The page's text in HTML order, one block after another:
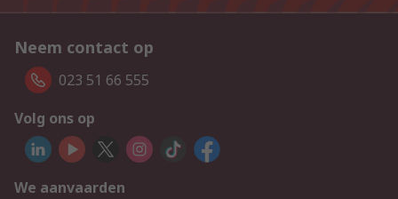
Neem contact op
023 51 66 555
Volg ons op
We aanvaarden